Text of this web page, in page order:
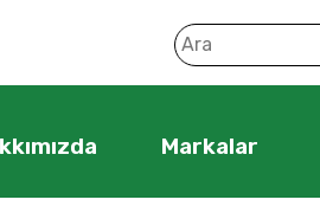
Markalar